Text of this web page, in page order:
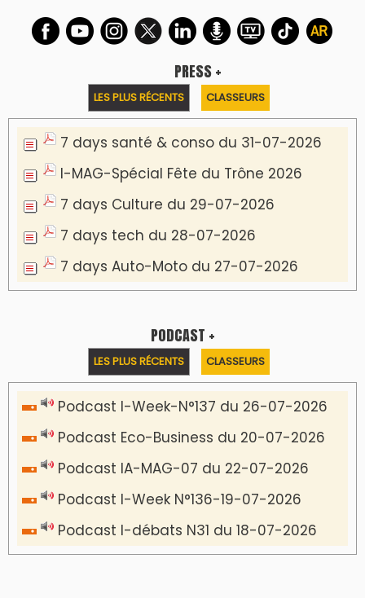
PRESS +
LES PLUS RÉCENTS CLASSEURS
7 days santé & conso du 31-07-2026
I-MAG-Spécial Fête du Trône 2026
7 days Culture du 29-07-2026
7 days tech du 28-07-2026
7 days Auto-Moto du 27-07-2026
PODCAST +
LES PLUS RÉCENTS CLASSEURS
Podcast I-Week-N°137 du 26-07-2026
Podcast Eco-Business du 20-07-2026
Podcast IA-MAG-07 du 22-07-2026
Podcast I-Week N°136-19-07-2026
Podcast I-débats N31 du 18-07-2026